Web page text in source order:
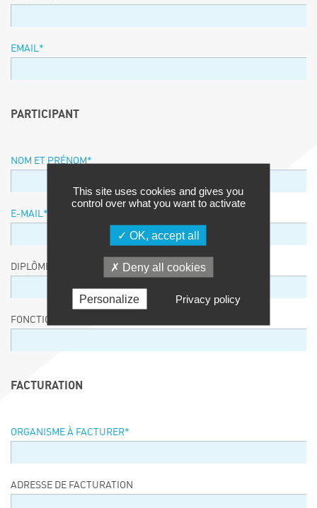
EMAIL *
PARTICIPANT
NOM ET PRÉNOM *
E-MAIL *
DIPLÔME / EQUIVALENCE / NIVEAU
FONCTION
FACTURATION
ORGANISME À FACTURER*
ADRESSE DE FACTURATION
This site uses cookies and gives you
control over what you want to activate
OK, accept all
Deny all cookies
Personalize Privacy policy